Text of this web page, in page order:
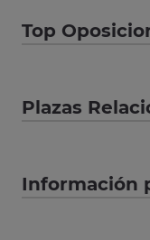
Top
Plazas
Información